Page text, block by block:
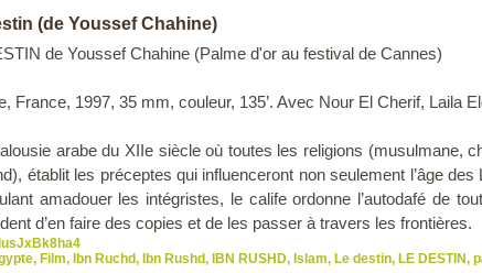
(de Youssef Chahine)
de Youssef Chahine (Palme d'or au festival de Cannes)
France, 1997, 35 mm, couleur, 135’. Avec Nour El Cherif, Laila
arabe du XIIe siècle où toutes les religions (musulmane,
établit les préceptes qui influenceront non seulement l’âge
amadouer les intégristes, le calife ordonne l’autodafé de
d’en faire des copies et de les passer à travers les frontières.
, Film, Ibn Ruchd, Ibn Rushd, IBN RUSHD, Islam, Le destin, LE DESTIN,